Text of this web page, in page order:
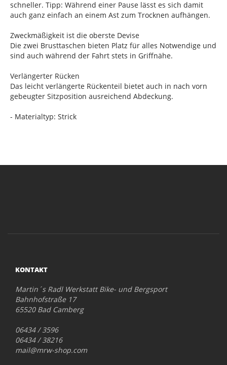
schneller. Tipp: Während einer Pause lässt es sich damit
auch ganz einfach an einem Ast zum Trocknen aufhängen.
Zweckmäßigkeit ist die oberste Devise
Die zwei Brusttaschen bieten Platz für alles Notwendige und
sind auch während der Fahrt stets in Griffnähe.
Verlängerter Rücken
Das leicht verlängerte Rückenteil bietet auch in nach vorn
gebeugter Sitzposition ausreichend Abdeckung.
- Materialtyp: Strick
KONTAKT
Martin´s Radl Werkstatt Bike- und Bergsport
Bahnhofstraße 17
65520 Bad Camberg
06434 / 3596
06434 / 38216
mail@mrw-shop.com